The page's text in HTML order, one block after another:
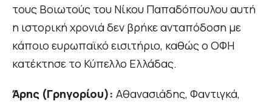
τους Βοιωτούς του Νίκου Παπαδόπουλου αυτή
η ιστορική χρονιά δεν βρήκε ανταπόδοση με
κάποιο ευρωπαϊκό εισιτήριο, καθώς ο ΟΦΗ
κατέκτησε το Κύπελλο Ελλάδας.
Άρης (Γρηγορίου): Αθανασιάδης, Φαντιγκά,